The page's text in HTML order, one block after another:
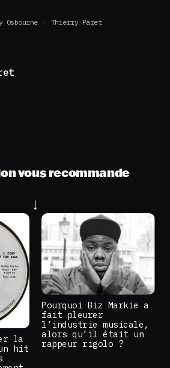
Osbourne Thierry Paret
vous recommande
la
hit
Pourquoi Biz Markie a
fait pleurer
l’industrie musicale,
alors qu’il était un
rappeur rigolo ?